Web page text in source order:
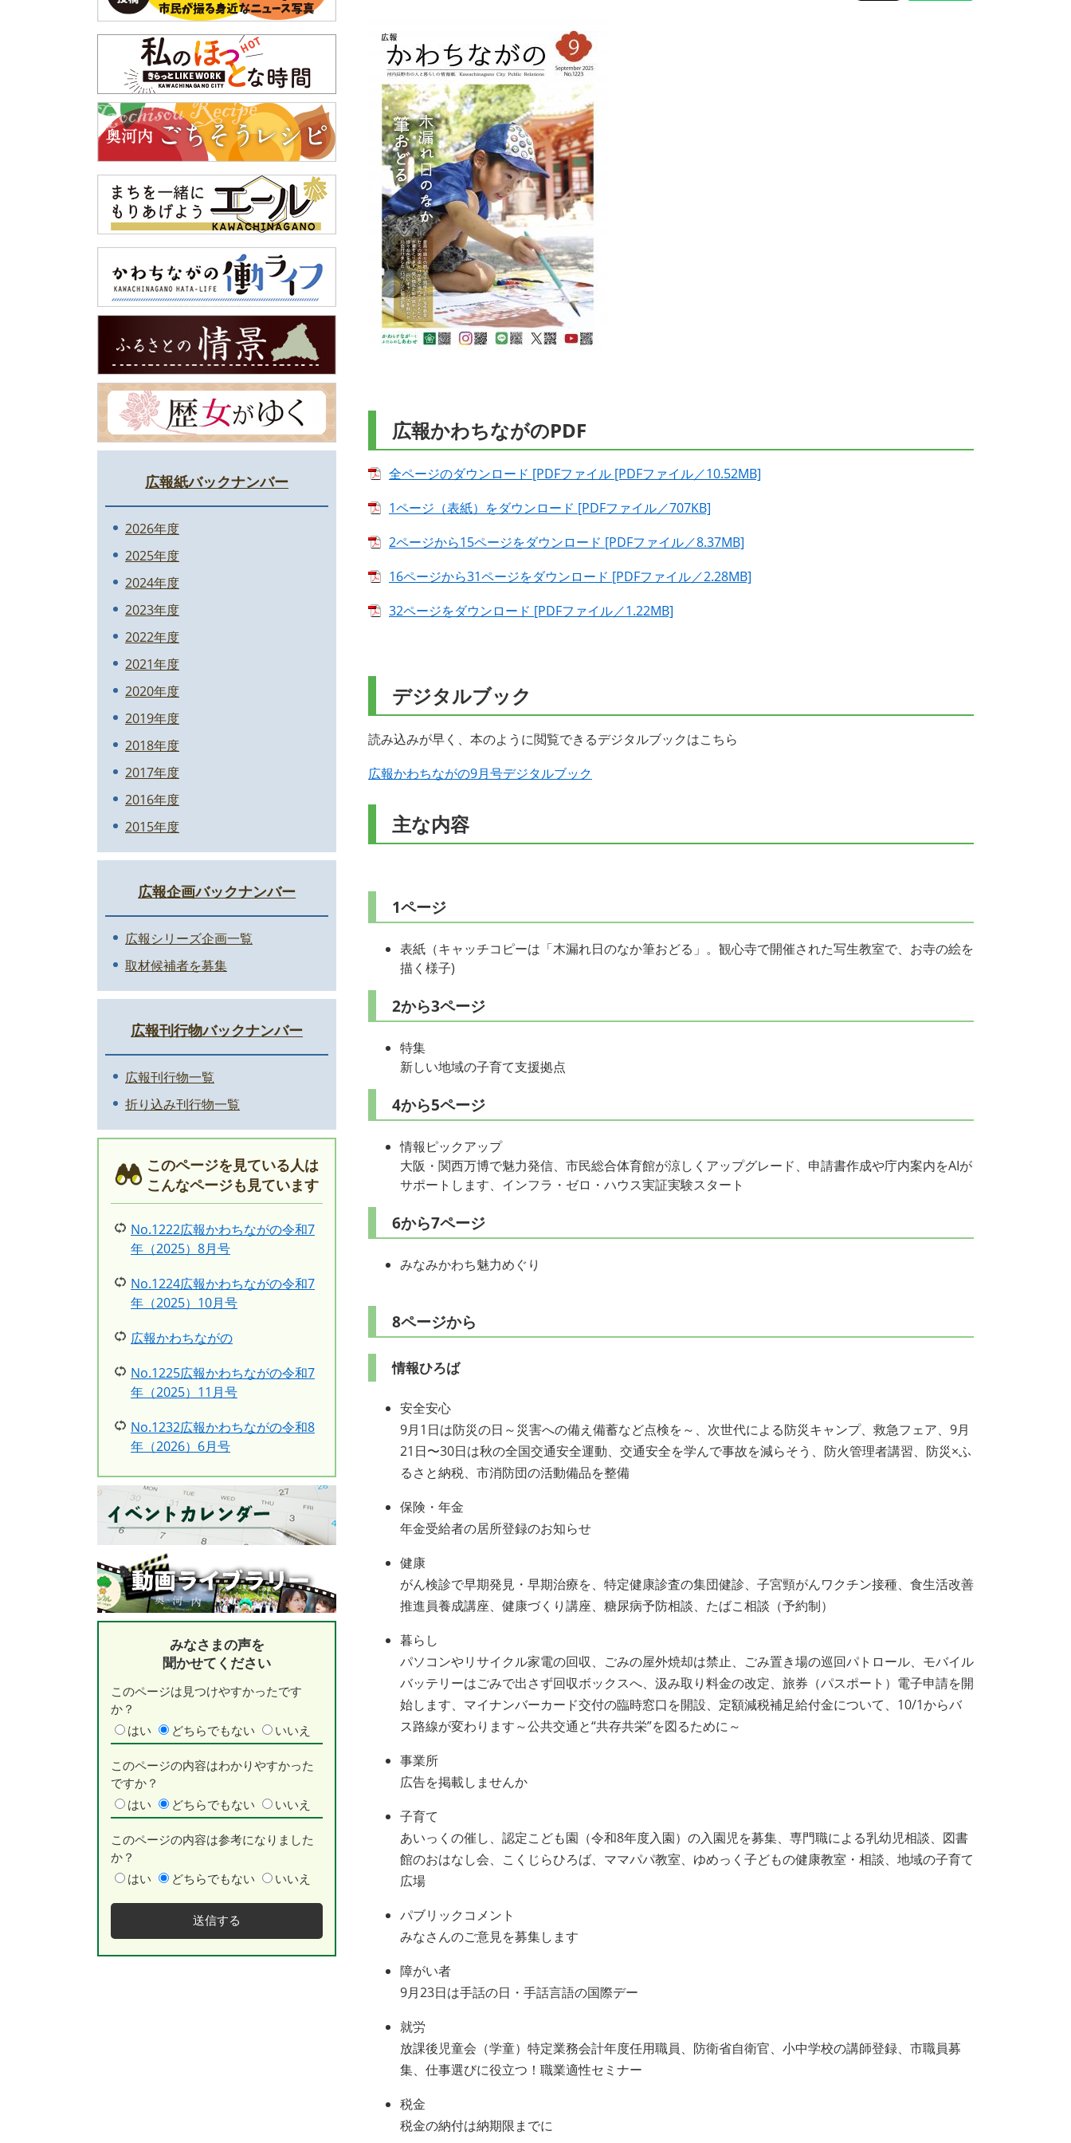
広報かわちながのPDF
全ページのダウンロード [PDFファイル [PDFファイル／10.52MB]
1ページ（表紙）をダウンロード [PDFファイル／707KB]
2ページから15ページをダウンロード [PDFファイル／8.37MB]
16ページから31ページをダウンロード [PDFファイル／2.28MB]
32ページをダウンロード [PDFファイル／1.22MB]
デジタルブック
読み込みが早く、本のように閲覧できるデジタルブックはこちら
広報かわちながの9月号デジタルブック
主な内容
1ページ
表紙（キャッチコピーは「木漏れ日のなか筆おどる」。観心寺で開催された写生教室で、お寺の絵を
描く様子)
2から3ページ
特集
新しい地域の子育て支援拠点
4から5ページ
情報ピックアップ
​大阪・関西万博で魅力発信、市民総合体育館が涼しくアップグレード、申請書作成や庁内案内をAIが
サポートします、インフラ・ゼロ・ハウス実証実験スタート
6から7ページ
みなみかわち魅力めぐり
8ページから
情報ひろば
安全安心
9月1日は防災の日～災害への備え備蓄など点検を～、次世代による防災キャンプ、救急フェア、9月
21日〜30日は秋の全国交通安全運動、交通安全を学んで事故を減らそう、防火管理者講習、防災×ふ
るさと納税、市消防団の活動備品を整備
保険・年金
年金受給者の居所登録のお知らせ
健康
がん検診で早期発見・早期治療を、特定健康診査の集団健診、子宮頸がんワクチン接種、食生活改善
推進員養成講座、健康づくり講座、糖尿病予防相談、たばこ相談（予約制）
暮らし
パソコンやリサイクル家電の回収、ごみの屋外焼却は禁止、ごみ置き場の巡回パトロール、モバイル
バッテリーはごみで出さず回収ボックスへ、汲み取り料金の改定、旅券（パスポート）電子申請を開
始します、マイナンバーカード交付の臨時窓口を開設、定額減税補足給付金について、10/1からバ
ス路線が変わります～公共交通と“共存共栄”を図るために～
事業所
広告を掲載しませんか
子育て
あいっくの催し、認定こども園（令和8年度入園）の入園児を募集、専門職による乳幼児相談、図書
館のおはなし会、こくじらひろば、ママパパ教室、ゆめっく子どもの健康教室・相談、地域の子育て
広場
パブリックコメント
みなさんのご意見を募集します
障がい者
9月23日は手話の日・手話言語の国際デー
就労
放課後児童会（学童）特定業務会計年度任用職員、防衛省自衛官、小中学校の講師登録、市職員募
集、仕事選びに役立つ！職業適性セミナー
税金
税金の納付は納期限までに
広報紙バックナンバー
2026年度
2025年度
2024年度
2023年度
2022年度
2021年度
2020年度
2019年度
2018年度
2017年度
2016年度
2015年度
広報企画バックナンバー
広報シリーズ企画一覧
取材候補者を募集
広報刊行物バックナンバー
広報刊行物一覧
折り込み刊行物一覧
このページを見ている人は
こんなページも見ています
No.1222広報かわちながの令和7
年（2025）8月号
No.1224広報かわちながの令和7
年（2025）10月号
広報かわちながの
No.1225広報かわちながの令和7
年（2025）11月号
No.1232広報かわちながの令和8
年（2026）6月号
みなさまの声を
聞かせてください
このページは見つけやすかったです
か？
はい
どちらでもない いいえ
このページの内容はわかりやすかった
ですか？
はい
どちらでもない いいえ
このページの内容は参考になりました
か？
はい
どちらでもない いいえ